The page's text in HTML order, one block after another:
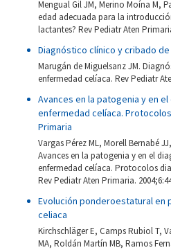
Mengual Gil JM, Merino Moína M,
edad adecuada para la
lactantes? Rev Pediatr Aten
Diagnóstico clínico y cribado
Marugán de Miguelsanz JM.
enfermedad celíaca. Rev Pediatr
Avances en la patogenia y en
enfermedad celíaca.
Primaria
Vargas Pérez ML, Morell Bernabé
Avances en la patogenia y en el
enfermedad celíaca. Protocolos
Rev Pediatr Aten Primaria.
Evolución ponderoestatural en
celiaca
Kirchschläger E, Camps Rubiol T,
MA, Roldán Martín MB, Ramos